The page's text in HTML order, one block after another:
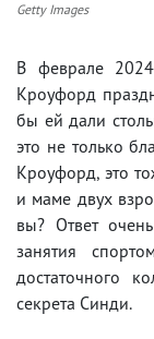
Getty Images
В феврале
Кроуфорд
бы ей дали
это не только
Кроуфорд, это
и маме двух
вы? Ответ
занятия
достаточного
секрета Синди.